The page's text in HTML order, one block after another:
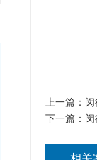
上一篇：
下一篇：